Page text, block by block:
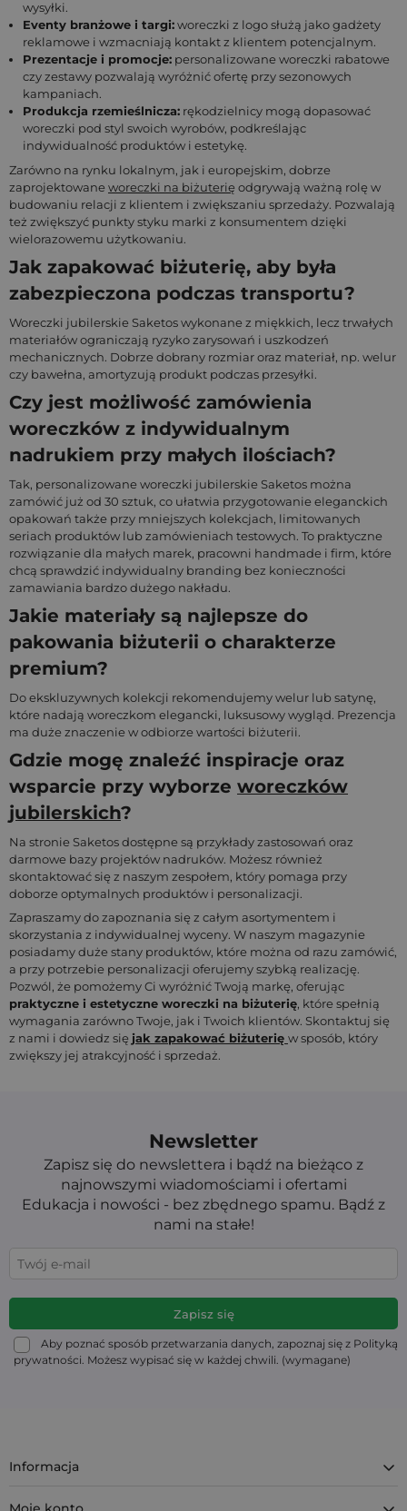
wysyłki.
Eventy branżowe i targi:woreczki z logo służą jako gadżety
reklamowe i wzmacniają kontakt z klientem potencjalnym.
Prezentacje i promocje: personalizowane woreczki rabatowe
czy zestawy pozwalają wyróżnić ofertę przy sezonowych
kampaniach.
Produkcja rzemieślnicza: rękodzielnicy mogą dopasować
woreczki pod styl swoich wyrobów, podkreślając
indywidualność produktów i estetykę.
Zarówno na rynku lokalnym, jak i europejskim, dobrze
zaprojektowane woreczki na biżuterię odgrywają ważną rolę w
budowaniu relacji z klientem i zwiększaniu sprzedaży. Pozwalają
też zwiększyć punkty styku marki z konsumentem dzięki
wielorazowemu użytkowaniu.
Jak zapakować biżuterię, aby była
zabezpieczona podczas transportu?
Woreczki jubilerskie Saketos wykonane z miękkich, lecz trwałych
materiałów ograniczają ryzyko zarysowań i uszkodzeń
mechanicznych. Dobrze dobrany rozmiar oraz materiał, np. welur
czy bawełna, amortyzują produkt podczas przesyłki.
Czy jest możliwość zamówienia
woreczków z indywidualnym
nadrukiem przy małych ilościach?
Tak, personalizowane woreczki jubilerskie Saketos można
zamówić już od 30 sztuk, co ułatwia przygotowanie eleganckich
opakowań także przy mniejszych kolekcjach, limitowanych
seriach produktów lub zamówieniach testowych. To praktyczne
rozwiązanie dla małych marek, pracowni handmade i firm, które
chcą sprawdzić indywidualny branding bez konieczności
zamawiania bardzo dużego nakładu.
Jakie materiały są najlepsze do
pakowania biżuterii o charakterze
premium?
Do ekskluzywnych kolekcji rekomendujemy welur lub satynę,
które nadają woreczkom elegancki, luksusowy wygląd. Prezencja
ma duże znaczenie w odbiorze wartości biżuterii.
Gdzie mogę znaleźć inspiracje oraz
wsparcie przy wyborze woreczków
jubilerskich?
Na stronie Saketos dostępne są przykłady zastosowań oraz
darmowe bazy projektów nadruków. Możesz również
skontaktować się z naszym zespołem, który pomaga przy
doborze optymalnych produktów i personalizacji.
Zapraszamy do zapoznania się z całym asortymentem i
skorzystania z indywidualnej wyceny. W naszym magazynie
posiadamy duże stany produktów, które można od razu zamówić,
a przy potrzebie personalizacji oferujemy szybką realizację.
Pozwól, że pomożemy Ci wyróżnić Twoją markę, oferując
praktyczne i estetyczne woreczki na biżuterię, które spełnią
wymagania zarówno Twoje, jak i Twoich klientów. Skontaktuj się
z nami i dowiedz się jak zapakować biżuterię w sposób, który
zwiększy jej atrakcyjność i sprzedaż.
Newsletter
Zapisz się do newslettera i bądź na bieżąco z
najnowszymi wiadomościami i ofertami
Edukacja i nowości - bez zbędnego spamu. Bądź z
nami na stałe!
Aby poznać sposób przetwarzania danych, zapoznaj się z Polityką
prywatności. Możesz wypisać się w każdej chwili. (wymagane)
Informacja